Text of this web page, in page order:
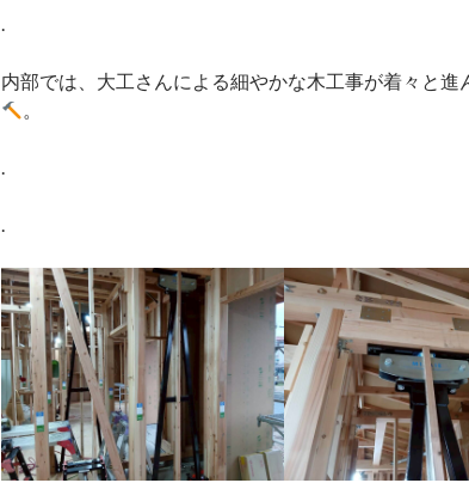
.
内部では、大工さんによる細やかな木工事が着々と進
。
.
.